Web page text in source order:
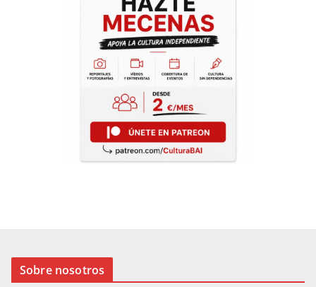
Sobre nosotros